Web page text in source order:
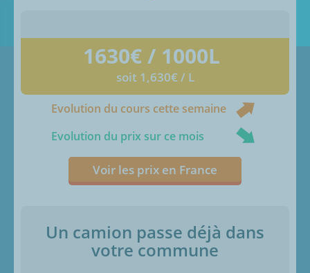
1630€ / 1000L
soit 1,630€ / L
Evolution du cours cette semaine
Evolution du prix sur ce mois
Voir les prix en France
Un camion passe déjà dans
votre commune